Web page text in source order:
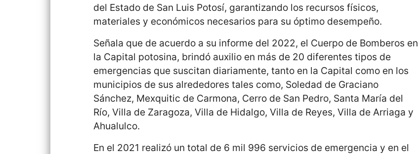
del Estado de San Luis Potosí, garantizando los recursos físicos,
materiales y económicos necesarios para su óptimo desempeño.
Señala que de acuerdo a su informe del 2022, el Cuerpo de Bomberos en
la Capital potosina, brindó auxilio en más de 20 diferentes tipos de
emergencias que suscitan diariamente, tanto en la Capital como en los
municipios de sus alrededores tales como, Soledad de Graciano
Sánchez, Mexquitic de Carmona, Cerro de San Pedro, Santa María del
Río, Villa de Zaragoza, Villa de Hidalgo, Villa de Reyes, Villa de Arriaga y
Ahualulco.
En el 2021 realizó un total de 6 mil 996 servicios de emergencia y en el